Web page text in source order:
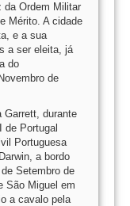
da Ordem Militar
Mérito. A cidade
e a sua
a ser eleita, já
do
de
Garrett, durante
de Portugal
Portuguesa
a bordo
Setembro de
São Miguel em
a cavalo pela